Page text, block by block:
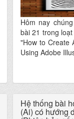
Hôm nay
bài 21 trong
"How to Create
Using Adobe
Hệ thống bài
(Ai) có hướng